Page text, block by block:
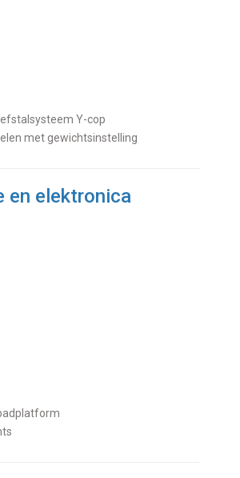
Y-cop
met gewichtsinstelling
en elektronica